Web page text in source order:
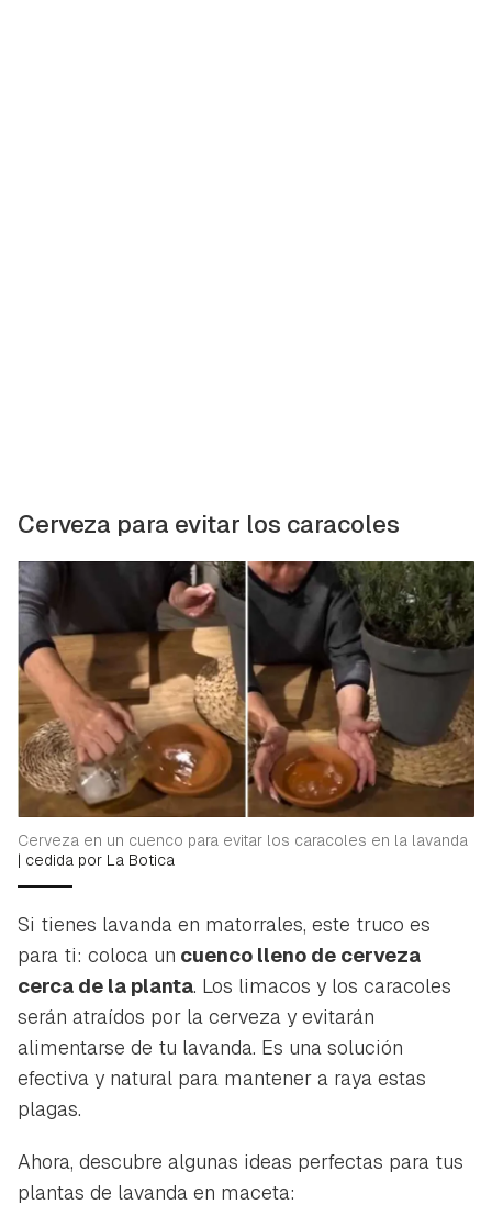
Cerveza para evitar los caracoles
Cerveza en un cuenco para evitar los caracoles en la lavanda
| cedida por La Botica
Si tienes lavanda en matorrales, este truco es
para ti: coloca un cuenco lleno de cerveza
cerca de la planta. Los limacos y los caracoles
serán atraídos por la cerveza y evitarán
alimentarse de tu lavanda. Es una solución
efectiva y natural para mantener a raya estas
plagas.
Ahora, descubre algunas ideas perfectas para tus
plantas de lavanda en maceta: